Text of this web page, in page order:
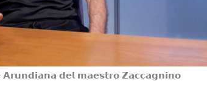
𝗔𝗿𝘂𝗻𝗱𝗶𝗮𝗻𝗮 𝗱𝗲𝗹 𝗺𝗮𝗲𝘀𝘁𝗿𝗼 𝗭𝗮𝗰𝗰𝗮𝗴𝗻𝗶𝗻𝗼